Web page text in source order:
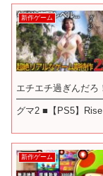
新作ゲーム
エチエチ過ぎんだろ
グマ2 ■【PS5】
新作ゲーム